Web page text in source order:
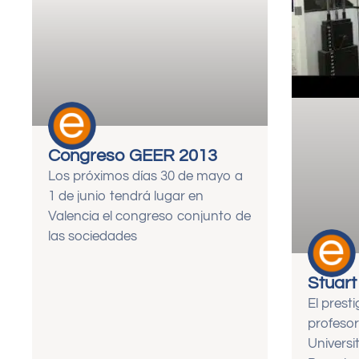
Congreso GEER 2013
Los próximos días 30 de mayo a
1 de junio tendrá lugar en
Valencia el congreso conjunto de
las sociedades
Stuart
El